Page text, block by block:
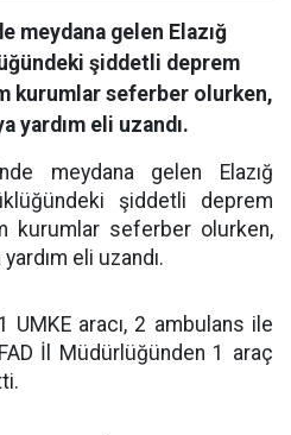
meydana gelen Elazığ
şiddetli deprem
kurumlar seferber olurken,
yardım eli uzandı.
meydana gelen Elazığ
şiddetli deprem
kurumlar seferber olurken,
yardım eli uzandı.
UMKE aracı, 2 ambulans ile
İl Müdürlüğünden 1 araç